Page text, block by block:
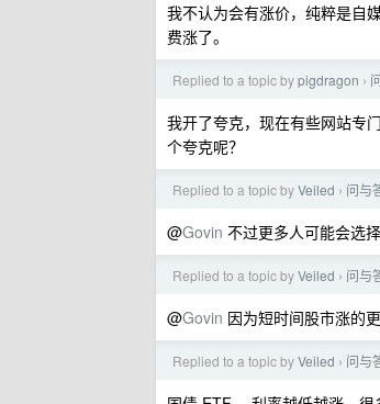
我不认为会有涨价，纯粹是自
费涨了。
Replied to a topic bypigdragon ›
我开了夸克，现在有些网站专
个夸克呢？
Replied to a topic byVeiled › 问与
@Govin 不过更多人可能会选择
Replied to a topic byVeiled › 问与
@Govin 因为短时间股市涨的
Replied to a topic byVeiled › 问与